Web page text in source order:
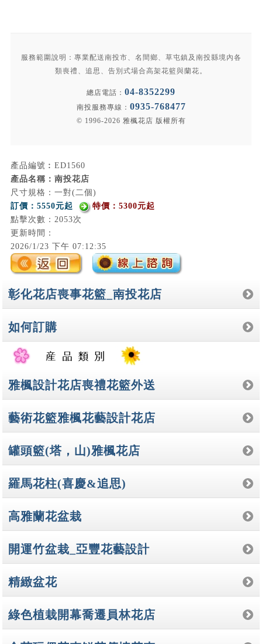
服務範圍說明：專業配送南投市、名間鄉、草屯鎮及南投縣境內各
類喪禮、追思、告別式場合高架花籃與蘭花。
總店電話： 04-8352299
南投服務專線： 0935-768477
© 1996-2026 雅楓花店 版權所有
產品編號︰ED1560
產品名稱：南投花店
尺寸規格：一對(二個)
訂價：5550元起
特價：5300元起
點擊次數：2053次
更新時間：
2026/1/23 下午 07:12:35
彰化花店喪事花籃_南投花店
如何訂購
雅楓設計花店喪禮花籃外送
藝術花籃雅楓花藝設計花店
罐頭籃(塔，山)雅楓花店
羅馬花柱(喜慶&追思)
高雅蘭花盆栽
開運竹盆栽_亞豐花藝設計
精緻盆花
綠色植栽開幕喬遷員林花店